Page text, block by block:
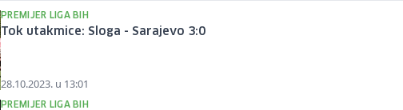
PREMIJER LIGA BIH
Tok utakmice: Sloga - Sarajevo 3:0
28.10.2023. u 13:01
PREMIJER LIGA BIH